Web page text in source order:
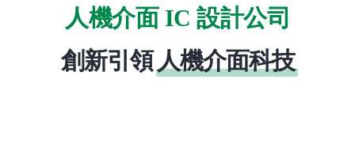
人機介面 IC 設計公司
創新引領人機介面科技